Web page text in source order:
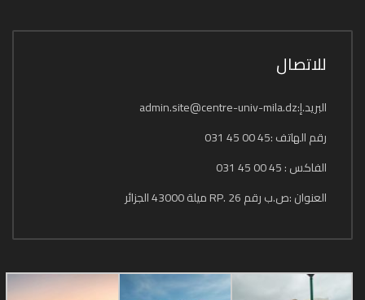
للاتصال
البريد.إ:admin.site@centre-univ-mila.dz
رقم الهاتف :45 00 45 031
الفاكس : 45 00 45 031
العنوان :ص.ب رقم 26 .RP ميلة 43000 الجزائر